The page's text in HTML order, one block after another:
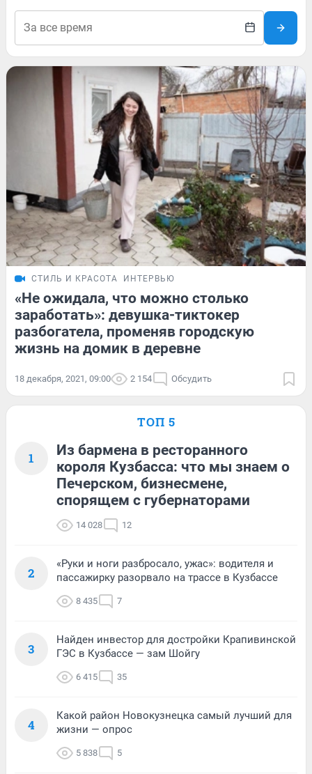
СТИЛЬ И КРАСОТА ИНТЕРВЬЮ
«Не ожидала, что можно столько
заработать»: девушка-тиктокер
разбогатела, променяв городскую
жизнь на домик в деревне
18 декабря, 2021, 09:00 2 154 Обсудить
ТОП 5
1
Из бармена в ресторанного
короля Кузбасса: что мы знаем о
Печерском, бизнесмене,
спорящем с губернаторами
14 028 12
2
«Руки и ноги разбросало, ужас»: водителя и
пассажирку разорвало на трассе в Кузбассе
8 435 7
3
Найден инвестор для достройки Крапивинской
ГЭС в Кузбассе — зам Шойгу
6 415 35
4
Какой район Новокузнецка самый лучший для
жизни — опрос
5 838 5